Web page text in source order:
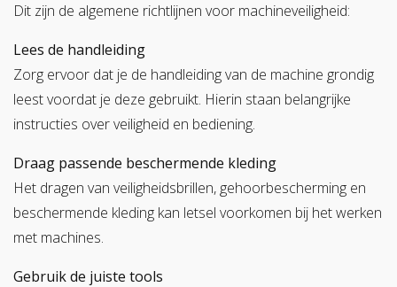
Dit zijn de algemene richtlijnen voor machineveiligheid:
Lees de handleiding
Zorg ervoor dat je de handleiding van de machine grondig
leest voordat je deze gebruikt. Hierin staan belangrijke
instructies over veiligheid en bediening.
Draag passende beschermende kleding
Het dragen van veiligheidsbrillen, gehoorbescherming en
beschermende kleding kan letsel voorkomen bij het werken
met machines.
Gebruik de juiste tools